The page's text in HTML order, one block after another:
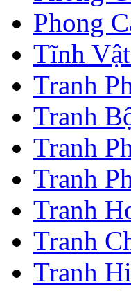
Phong
Tĩnh
Tranh
Tranh
Tranh
Tranh
Tranh
Tranh
Tranh